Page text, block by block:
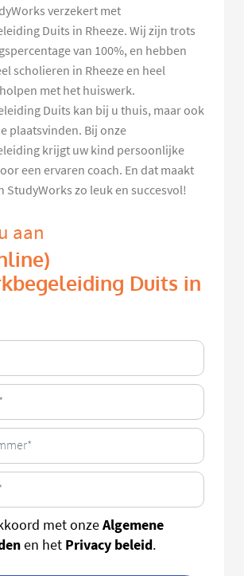
verzekert met
Duits in Rheeze. Wij zijn trots
van 100%, en hebben
scholieren in Rheeze en heel
met het huiswerk.
Duits kan bij u thuis, maar ook
plaatsvinden. Bij onze
krijgt uw kind persoonlijke
een ervaren coach. En dat maakt
StudyWorks zo leuk en succesvol!
aan
Duits in
met onzeAlgemene
en het Privacy beleid.